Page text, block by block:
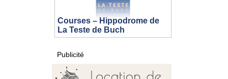
Courses – Hippodrome de
La Teste de Buch
Publicité